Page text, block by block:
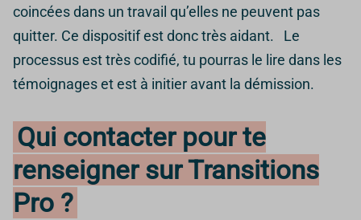
coincées dans un travail qu’elles ne peuvent pas
quitter. Ce dispositif est donc très aidant. Le
processus est très codifié, tu pourras le lire dans les
témoignages et est à initier avant la démission.
Qui contacter pour te
renseigner sur Transitions
Pro ?